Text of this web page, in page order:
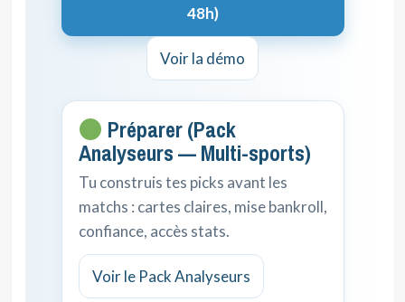
48h)
Voir la démo
Préparer (Pack
Analyseurs — Multi-sports)
Tu construis tes picks avant les
matchs : cartes claires, mise bankroll,
confiance, accès stats.
Voir le Pack Analyseurs